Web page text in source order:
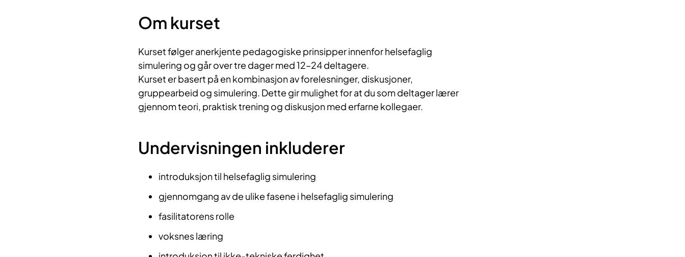
Om kurset
Kurset følger anerkjente pedagogiske prinsipper innenfor helsefaglig
simulering og går over tre dager med 12–24 deltagere.
Kurset er basert på en kombinasjon av forelesninger, diskusjoner,
gruppearbeid og simulering. Dette gir mulighet for at du som deltager lærer
gjennom teori, praktisk trening og diskusjon med erfarne kollegaer.
Undervisningen inkluderer
introduksjon til helsefaglig simulering
gjennomgang av de ulike fasene i helsefaglig simulering
fasilitatorens rolle
voksnes læring